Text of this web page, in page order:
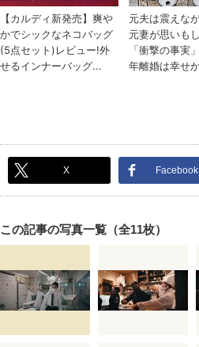
X Facebook
この記事の写真一覧（全11枚）